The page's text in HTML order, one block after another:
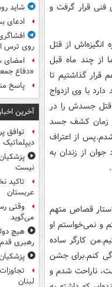
فنی قرار گرفت و
از قتل
از چند ماه قبل
گذاشتیم تا
با وی ازدواج
قتل جسدش را در
زمان کشف جسد
اعتراف شدم.پس از اعتراف
از زندان به
قصاص متهم
و نمی‌خواستم او
گذاشتیم.من کارگر ساده
کنم.برای جشن
ناراحت شدم و
شاید
ادعای
روی ترس
امضای
«دفاع
پاسخ
آخرین
توافق
دیپلماتیک
نیست
تاکید
عربستان
وقتی
می‌گوید
هیچ
رهبری
لبنان